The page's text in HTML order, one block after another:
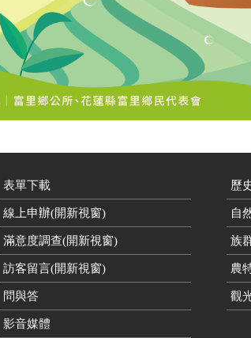
表單下載
線上申辦(開新視窗)
滿意度調查(開新視窗)
訪客留言(開新視窗)
問與答
影音媒體
歷
自
族
農
觀